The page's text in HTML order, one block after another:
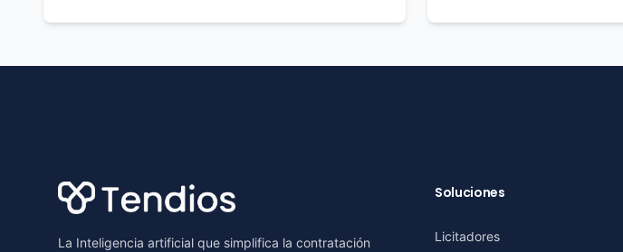
La Inteligencia artificial que simplifica la contratación
Soluciones
Licitadores